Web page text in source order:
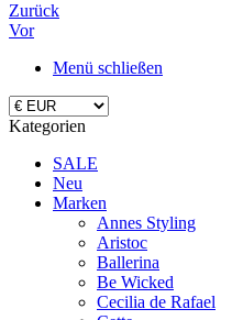
Zurück
Vor
Menü schließen
Kategorien
SALE
Neu
Marken
Annes Styling
Aristoc
Ballerina
Be Wicked
Cecilia de Rafael